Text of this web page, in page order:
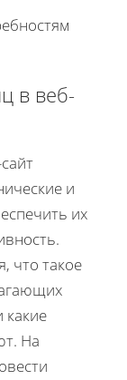
в веб-
и
их
что такое
какие
На